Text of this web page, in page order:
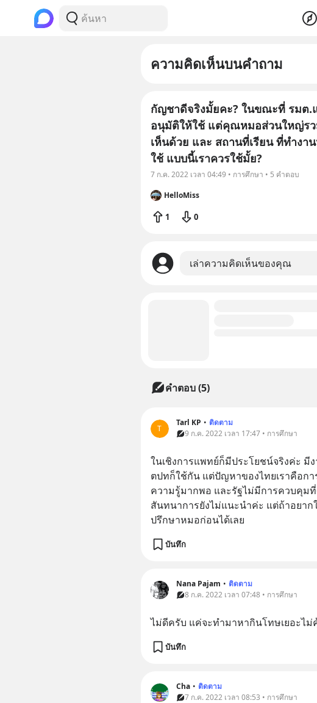
ความคิดเห็นบนคำถาม
กัญชาดีจริงมั้ยคะ? ในขณะที่ รมต
อนุมัติให้ใช้ แต่คุณหมอส่วนใหญ่ร
เห็นด้วย และ สถานที่เรียน ที่ทำง
ใช้ แบบนี้เราควรใช้มั้ย?
7 ก.ค. 2022 เวลา 04:49 • การศึกษา • 5 คำตอบ
HelloMiss
1 0
เล่าความคิดเห็นของคุณ
คำตอบ (5)
T
Tarl KP • ติดตาม
9 ก.ค. 2022 เวลา 17:47 • การศึกษา
ในเชิงการแพทย์ก็มีประโยชน์จริงค่ะ มี
ตปทก็ใช้กัน แต่ปัญหาของไทยเราคือก
ความรู้มากพอ และรัฐไม่มีการควบคุม
สันทนาการยังไม่แนะนำค่ะ แต่ถ้าอยาก
ปรึกษาหมอก่อนได้เลย
บันทึก
Nana Pajam • ติดตาม
8 ก.ค. 2022 เวลา 07:48 • การศึกษา
ไม่ดีครับ​ แค่จะทำมาหากินโทษเยอะไ
บันทึก
Cha • ติดตาม
7 ก.ค. 2022 เวลา 08:53 • การศึกษา